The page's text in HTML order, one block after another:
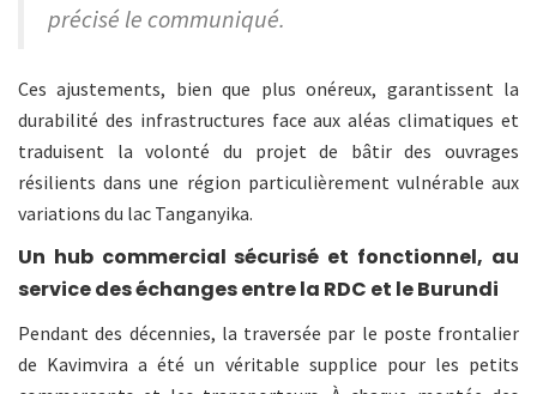
précisé le communiqué.
Ces ajustements, bien que plus onéreux, garantissent la
durabilité des infrastructures face aux aléas climatiques et
traduisent la volonté du projet de bâtir des ouvrages
résilients dans une région particulièrement vulnérable aux
variations du lac Tanganyika.
Un hub commercial sécurisé et fonctionnel, au
service des échanges entre la RDC et le Burundi
Pendant des décennies, la traversée par le poste frontalier
de Kavimvira a été un véritable supplice pour les petits